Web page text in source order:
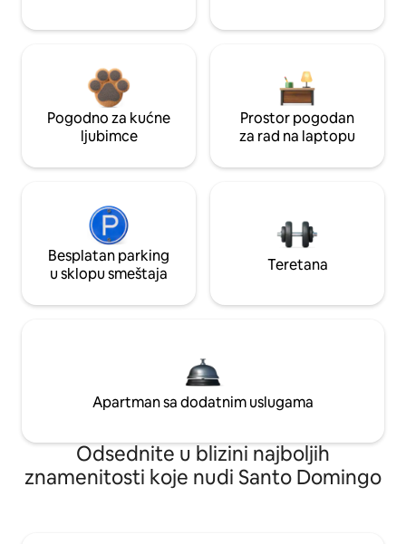
Pogodno za kućne
ljubimce
Prostor pogodan
za rad na laptopu
Besplatan parking
u sklopu smeštaja
Teretana
Apartman sa dodatnim uslugama
Odsednite u blizini najboljih
znamenitosti koje nudi Santo Domingo